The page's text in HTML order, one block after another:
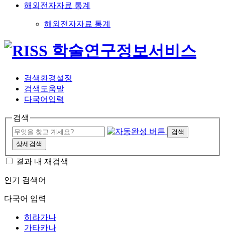
해외전자자료 통계
해외전자자료 통계
검색환경설정
검색도움말
다국어입력
검색
검색
상세검색
결과 내 재검색
인기 검색어
다국어 입력
히라가나
가타카나